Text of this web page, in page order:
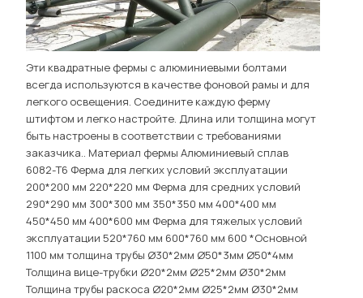
Эти квадратные фермы с алюминиевыми болтами
всегда используются в качестве фоновой рамы и для
легкого освещения. Соедините каждую ферму
штифтом и легко настройте. Длина или толщина могут
быть настроены в соответствии с требованиями
заказчика.. Материал фермы Алюминиевый сплав
6082-T6 Ферма для легких условий эксплуатации
200*200 мм 220*220 мм Ферма для средних условий
290*290 мм 300*300 мм 350*350 мм 400*400 мм
450*450 мм 400*600 мм Ферма для тяжелых условий
эксплуатации 520*760 мм 600*760 мм 600 *Основной
1100 мм толщина трубы Ø30*2мм Ø50*3мм Ø50*4мм
Толщина вице-трубки Ø20*2мм Ø25*2мм Ø30*2мм
Толщина трубы раскоса Ø20*2мм Ø25*2мм Ø30*2мм